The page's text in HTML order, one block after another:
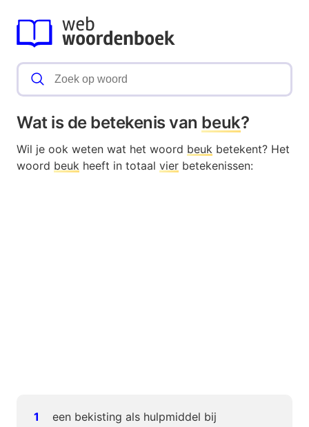
Wat is de betekenis van beuk?
Wil je ook weten wat het woord beuk betekent? Het
woord beuk heeft in totaal vier betekenissen:
een bekisting als hulpmiddel bij